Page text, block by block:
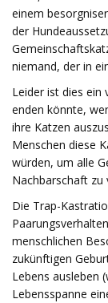
einem
der
niemand, der in
Leider ist dies ein
enden könnte,
ihre Katzen
Menschen diese
würden, um alle
Nachbarschaft zu
Die Trap-
menschlichen
zukünftigen
Lebens ausleben
Lebensspanne